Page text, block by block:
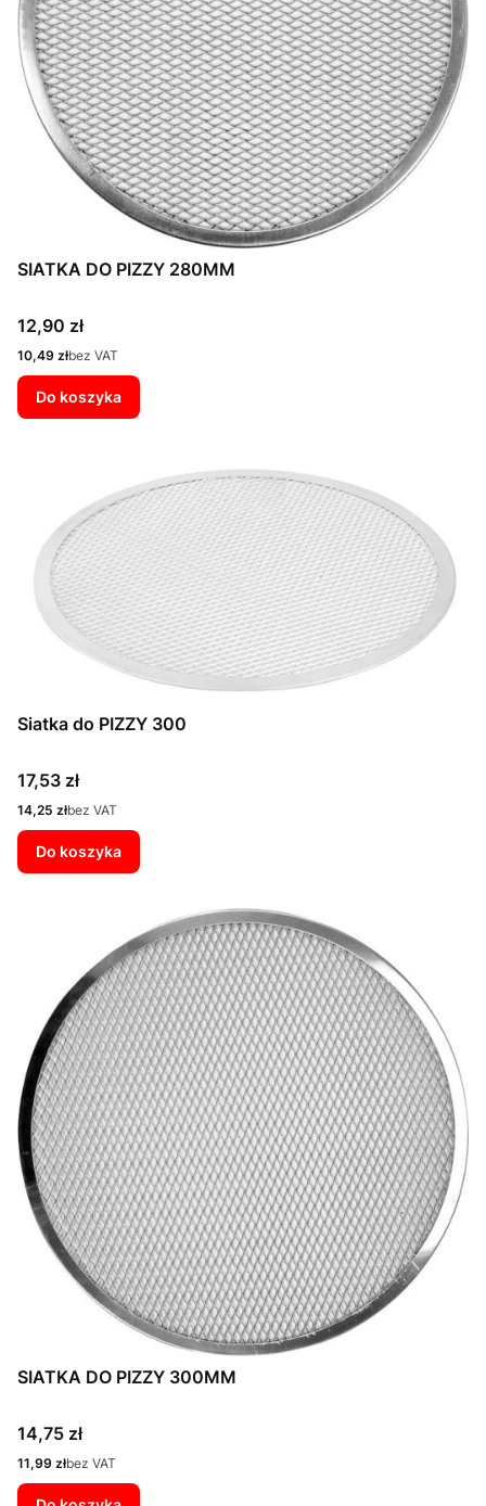
SIATKA DO PIZZY 280MM
Cena
12,90 zł
Cena
10,49 złbez VAT
Do koszyka
Siatka do PIZZY 300
Cena
17,53 zł
Cena
14,25 złbez VAT
Do koszyka
SIATKA DO PIZZY 300MM
Cena
14,75 zł
Cena
11,99 złbez VAT